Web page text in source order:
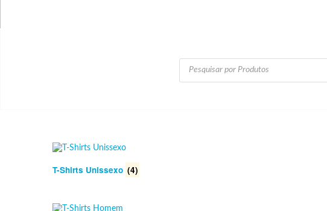
Products
search
T-Shirts Unissexo (4)